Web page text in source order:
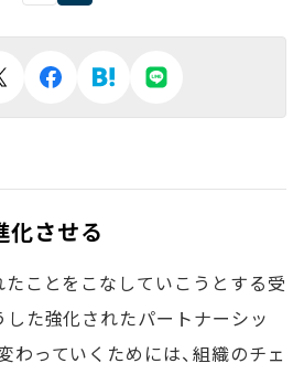
化させる
ことをこなしていこうとする受
した強化されたパートナーシッ
わっていくためには、組織のチェ